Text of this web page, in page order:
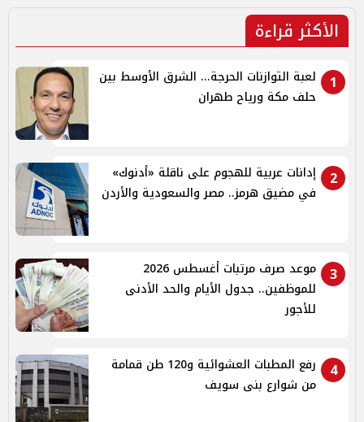
الأكثر قراءة
1
لعبة التوازنات الحرجة... الشرق الأوسط بين
حلف مكة ورياح طهران
2
إدانات عربية للهجوم على ناقلة «أدنوك»
في مضيق هرمز.. مصر والسعودية والأردن
3
موعد صرف مرتبات أغسطس 2026
للموظفين.. جدول الأيام والحد الأدنى
للأجور
4
رفع المطبات العشوائية و120 طن قمامة
من شوارع بنى سويف